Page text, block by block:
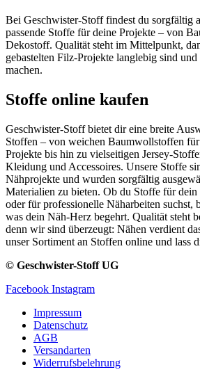
Bei Geschwister‑Stoff findest du sorgfältig
passende Stoffe für deine Projekte – von
Dekostoff. Qualität steht im Mittelpunkt,
gebastelten Filz‑Projekte langlebig sind
machen.
Stoffe online kaufen
Geschwister-Stoff bietet dir eine breite
Stoffen – von weichen Baumwollstoffen
Projekte bis hin zu vielseitigen Jersey-
Kleidung und Accessoires. Unsere Stoffe
Nähprojekte und wurden sorgfältig
Materialien zu bieten. Ob du Stoffe für
oder für professionelle Näharbeiten suchst,
was dein Näh-Herz begehrt. Qualität steht
denn wir sind überzeugt: Nähen verdient
unser Sortiment an Stoffen online und lass
© Geschwister-Stoff UG
Facebook Instagram
Impressum
Datenschutz
AGB
Versandarten
Widerrufsbelehrung